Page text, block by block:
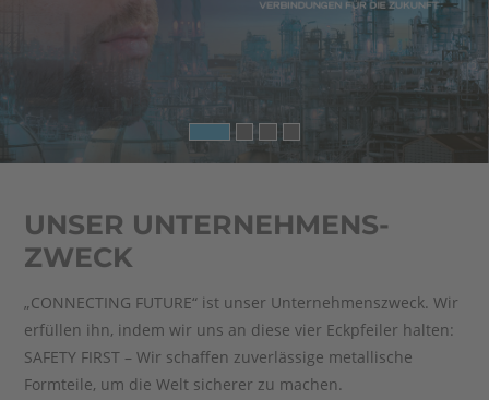
UNSER UNTERNEHMENS­
ZWECK
„CONNECTING FUTURE“ ist unser Unternehmenszweck. Wir
erfüllen ihn, indem wir uns an diese vier Eckpfeiler halten:
SAFETY FIRST – Wir schaffen zuverlässige metallische
Formteile, um die Welt sicherer zu machen.